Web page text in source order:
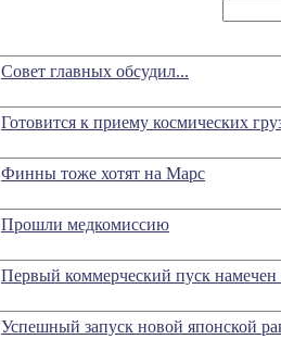
Совет главных обсудил...
Готовится к приему космических
Финны тоже хотят на Марс
Прошли медкомиссию
Первый коммерческий пуск намечен
Успешный запуск новой японской